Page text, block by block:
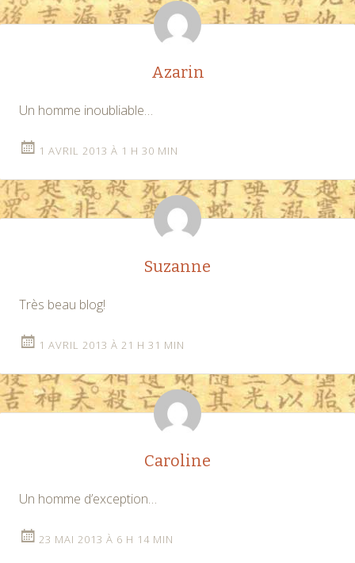
Azarin
Un homme inoubliable…
1 AVRIL 2013 À 1 H 30 MIN
Suzanne
Très beau blog!
1 AVRIL 2013 À 21 H 31 MIN
Caroline
Un homme d’exception…
23 MAI 2013 À 6 H 14 MIN